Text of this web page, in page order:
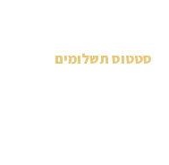
סטטוס תשלומים